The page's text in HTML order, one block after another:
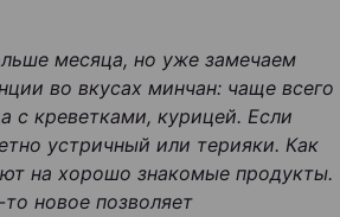
месяца, но уже замечаем
во вкусах минчан: чаще всего
с креветками, курицей. Если
устричный или терияки. Как
на хорошо знакомые продукты.
новое позволяет